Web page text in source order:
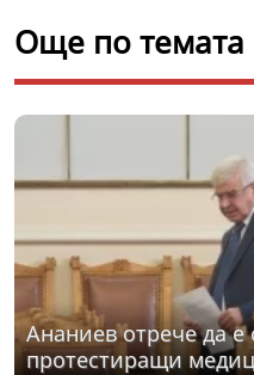
Още по темата
Ананиев отрече да е
протестиращи